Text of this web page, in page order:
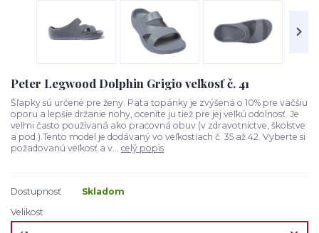
Peter Legwood Dolphin Grigio veľkosť č. 41
Šľapky sú určené pre ženy. Päta topánky je zvýšená o 10% pre väčšiu
oporu a lepšie držanie nohy, oceníte ju tiež pre jej veľkú odolnosť. Je
veľmi často používaná ako pracovná obuv (v zdravotníctve, školstve
a pod.).Tento model je dodávaný vo veľkostiach č. 35 až 42. Vyberte si
požadovanú veľkosť a v... celý popis
Dostupnosť
Skladom
Velikost